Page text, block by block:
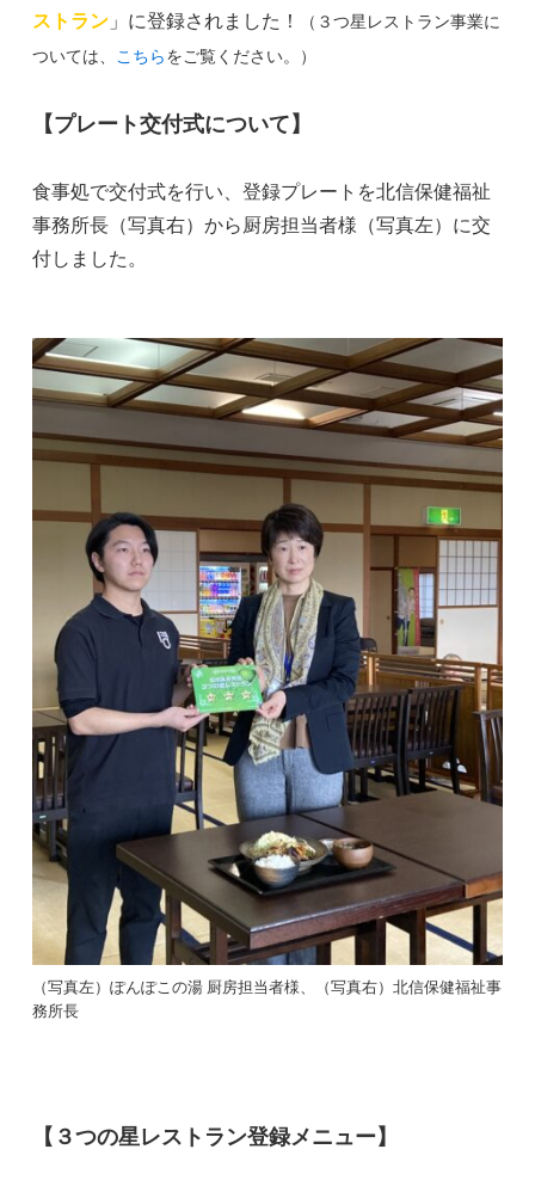
ストラン 」に登録されました！
（３つ星レストラン事業に
ついては、 こちらをご覧ください。）
【プレート交付式について】
食事処で交付式を行い、登録プレートを北信保健福祉
事務所長（写真右）から厨房担当者様（写真左）に交
付しました。
（写真左）ぽんぽこの湯 厨房担当者様、（写真右）北信保健福祉事
務所長
【３つの星レストラン登録メニュー】